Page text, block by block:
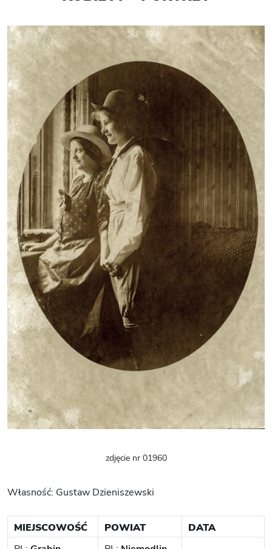
zdjęcie nr 01960
Własność: Gustaw Dzieniszewski
MIEJSCOWOŚĆ POWIAT
DATA